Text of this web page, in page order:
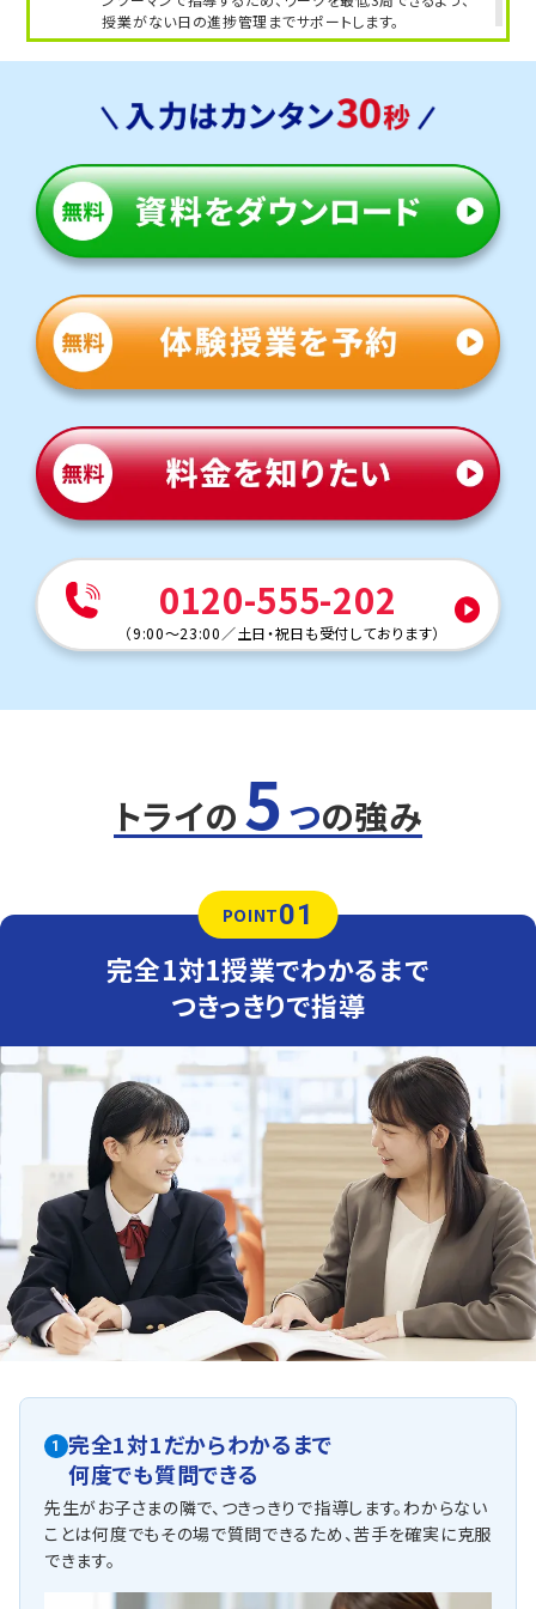
授業がない日の進捗管理までサポートします。
人気のコース
・定期テスト・内申点対策コース
・苦手科目克服コース
国分寺台中学校
トライは五井駅まで徒歩4分の立地にあり、学校と少し離
れていますが、車での通塾を選ぶご家庭も多く、安心して通
定期テスト対策
数学（教科書：啓林館）
国分寺台中では定期テストは学校ワークや教科書から多く
出題されるため、テスト前は授業でもワークを徹底的に活
けるようになるまで丁寧に指導します。
英語（教科書：NEW HORIZON）
国分寺台中は授業で扱った文法や長文が中心となるため、
学校の授業を復習することが重要です。トライでは学校で
解けなかった問題を一つひとつ克服し、自信を持ってテスト
本番に臨めるよう指導します。
・公立入試対策コース
・難関私立対策コース
トライは学校から徒歩10分の立地にあるため、学校が終わ
定期テスト対策
数学（教科書：啓林館）
若葉中は定期テストは学校指定ワークからの出題が多い
えた問題は、自力で解けるようになるまでつきっきりでサポ
英語（教科書：NEW HORIZON）
若葉中は学校で扱った問題やその類題が出題されるため、
学校の復習をすることが成績アップのポイントです。テスト
本番で確実に得点できるよう、トライでは学校の授業でわ
人気のコース
・数学計算・文章題マスターコース
・内申点＆入試ダブル対策コース
千種中学校
公立高校入試対策プラン、定期テスト対策プラン、英検®準
2級・3級取得プラン
国分寺台西中学校
公立高校入試対策プラン、定期テスト対策プラン、英検®準
2級・3級取得プラン
他にも以下の学校に対応しています
《公立中学校》
◇市原中学校 ◇南総中学校
◇八幡東中学校 ◇辰巳台中学校
◇三和中学校 ◇八幡中学校
◇双葉中学校 ◇有秋中学校
◇東海中学校 ◇昭和中学校
◇蔵波中学校 ◇姉崎東中学校
◇大貫中学校 ◇周西南中学校
0120-555-202
（9:00～23:00 ／土日・祝日も受付しております）
トライの 5 つの強み
POINT01
完全1対1授業でわかるまで
つきっきりで指導
1
完全1対1だからわかるまで
何度でも質問できる
先生がお子さまの隣で、つきっきりで指導します。わからない
ことは何度でもその場で質問できるため、苦手を確実に克服
できます。